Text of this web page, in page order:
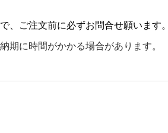
、ご注文前に必ずお問合せ願います。
期に時間がかかる場合があります。